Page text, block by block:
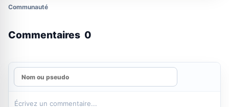
Communauté
Commentaires 0